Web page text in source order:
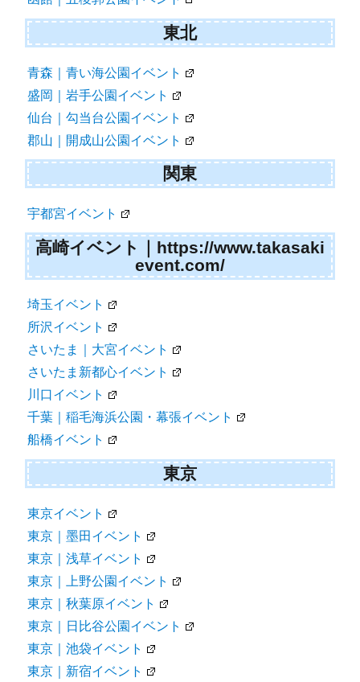
東北
青森｜青い海公園イベント
盛岡｜岩手公園イベント
仙台｜勾当台公園イベント
郡山｜開成山公園イベント
関東
宇都宮イベント
高崎イベント｜https://www.takasaki
event.com/
埼玉イベント
所沢イベント
さいたま｜大宮イベント
さいたま新都心イベント
川口イベント
千葉｜稲毛海浜公園・幕張イベント
船橋イベント
東京
東京イベント
東京｜墨田イベント
東京｜浅草イベント
東京｜上野公園イベント
東京｜秋葉原イベント
東京｜日比谷公園イベント
東京｜池袋イベント
東京｜新宿イベント